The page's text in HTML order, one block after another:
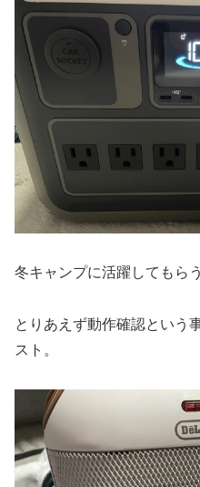
冬キャンプに活躍してもら
とりあえず動作確認という
スト。